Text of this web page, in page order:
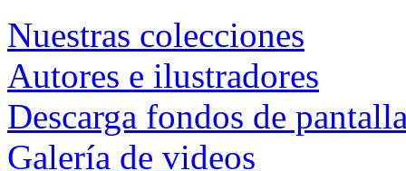
Nuestras colecciones
Autores e ilustradores
Descarga fondos de
Galería de videos